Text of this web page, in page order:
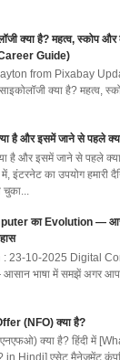
क्या है? महत्व, स्कोप
Guide)
from Pixabay
क्या है? महत्व,
है और इसमें जाने से पहले
है और इसमें जाने से पहले
इंटरनेट का उपयोग हमारी
का Evolution —
: 23-10-2025 Digital
भाषा में समझें अगर
(NFO) क्या है?
क्या है? हिंदी में
Hindi] एसेट मैनेजमेंट